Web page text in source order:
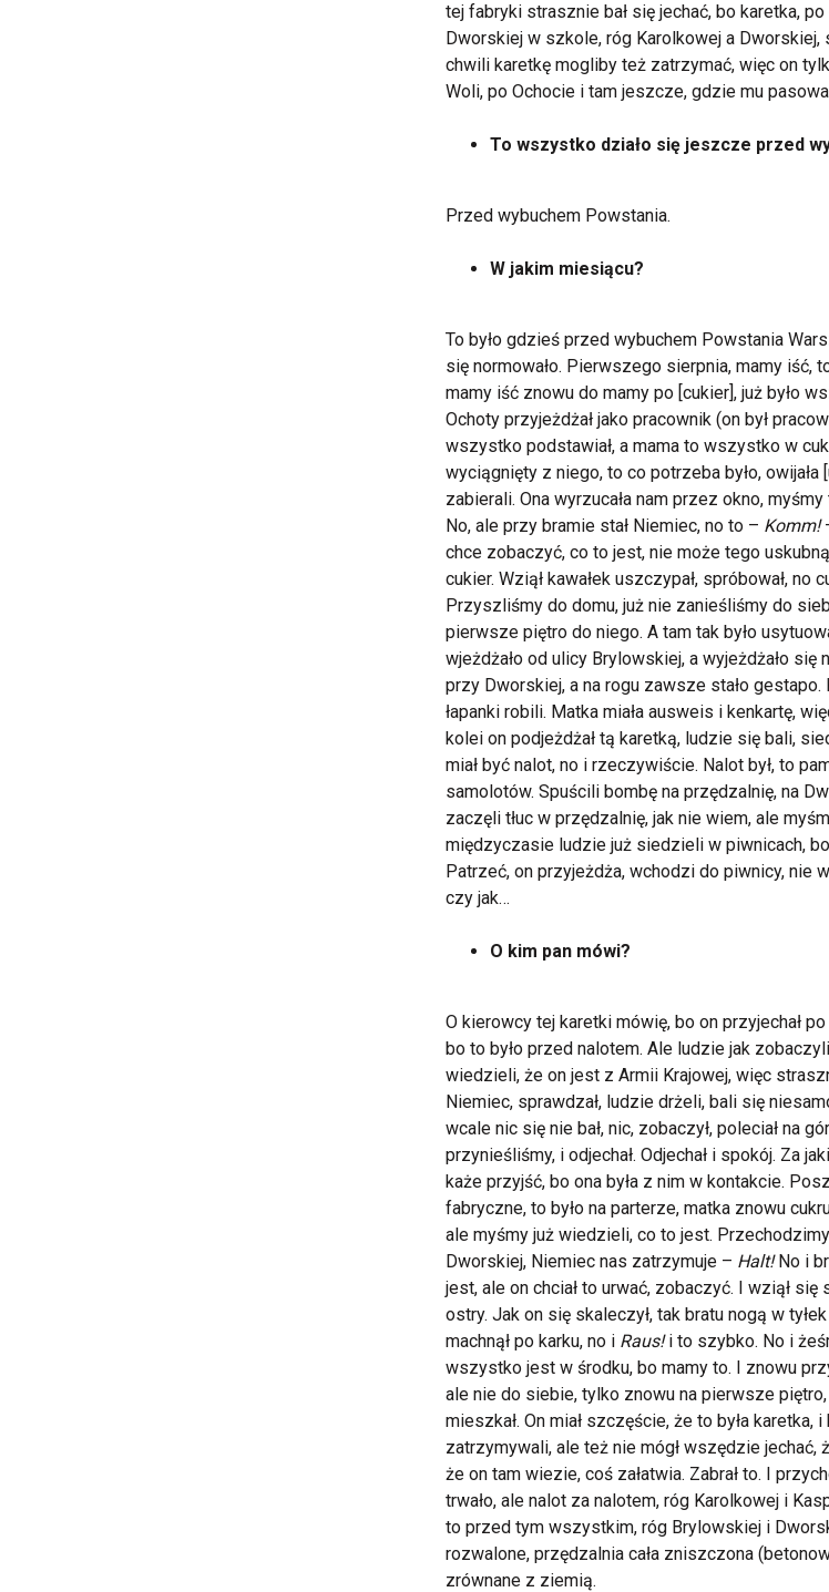
tej fabryki strasznie bał się jechać, bo karetka,
Dworskiej w szkole, róg Karolkowej a Dworskiej,
chwili karetkę mogliby też zatrzymać, więc on
Woli, po Ochocie i tam jeszcze, gdzie mu
To wszystko działo się jeszcze przed
Przed wybuchem Powstania.
W jakim miesiącu?
To było gdzieś przed wybuchem Powstania
się normowało. Pierwszego sierpnia, mamy iść,
mamy iść znowu do mamy po [cukier], już było
Ochoty przyjeżdżał jako pracownik (on był
wszystko podstawiał, a mama to wszystko w
wyciągnięty z niego, to co potrzeba było,
zabierali. Ona wyrzucała nam przez okno,
No, ale przy bramie stał Niemiec, no to – Komm!
chce zobaczyć, co to jest, nie może tego
cukier. Wziął kawałek uszczypał, spróbował, no
Przyszliśmy do domu, już nie zanieśliśmy do
pierwsze piętro do niego. A tam tak było
wjeżdżało od ulicy Brylowskiej, a wyjeżdżało się
przy Dworskiej, a na rogu zawsze stało
łapanki robili. Matka miała ausweis i kenkartę,
kolei on podjeżdżał tą karetką, ludzie się bali,
miał być nalot, no i rzeczywiście. Nalot był, to
samolotów. Spuścili bombę na przędzalnię, na
zaczęli tłuc w przędzalnię, jak nie wiem, ale
międzyczasie ludzie już siedzieli w piwnicach,
Patrzeć, on przyjeżdża, wchodzi do piwnicy, nie
czy jak…
O kim pan mówi?
O kierowcy tej karetki mówię, bo on przyjechał
bo to było przed nalotem. Ale ludzie jak
wiedzieli, że on jest z Armii Krajowej, więc
Niemiec, sprawdzał, ludzie drżeli, bali się
wcale nic się nie bał, nic, zobaczył, poleciał na
przynieśliśmy, i odjechał. Odjechał i spokój. Za
każe przyjść, bo ona była z nim w kontakcie.
fabryczne, to było na parterze, matka znowu
ale myśmy już wiedzieli, co to jest.
Dworskiej, Niemiec nas zatrzymuje – Halt!No i
jest, ale on chciał to urwać, zobaczyć. I wziął się
ostry. Jak on się skaleczył, tak bratu nogą w
machnął po karku, no i Raus!i to szybko. No i
wszystko jest w środku, bo mamy to. I znowu
ale nie do siebie, tylko znowu na pierwsze
mieszkał. On miał szczęście, że to była karetka,
zatrzymywali, ale też nie mógł wszędzie jechać,
że on tam wiezie, coś załatwia. Zabrał to. I
trwało, ale nalot za nalotem, róg Karolkowej i
to przed tym wszystkim, róg Brylowskiej i
rozwalone, przędzalnia cała zniszczona
zrównane z ziemią.